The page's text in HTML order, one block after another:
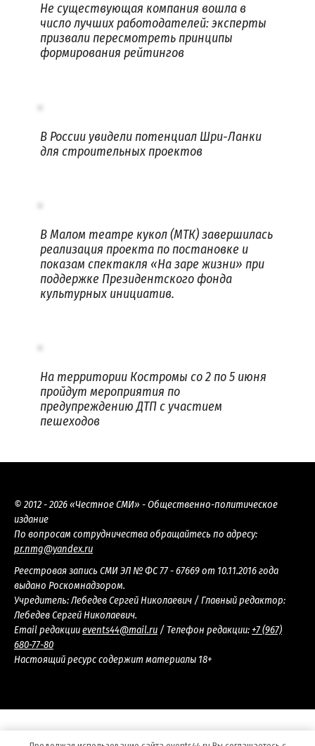
Не существующая компания вошла в
число лучших работодателей: эксперты
призвали пересмотреть принципы
формирования рейтингов
В России увидели потенциал Шри-Ланки
для строительных проектов
В Малом театре кукол (МТК) завершилась
реализация проекта по постановке и
показам спектакля «На заре жизни» при
поддержке Президентского фонда
культурных инициатив.
На территории Костромы со 2 по 5 июня
пройдут мероприятия по
предупреждению ДТП с участием
пешеходов
© 2012 - 2026 «Честное СМИ» - Общественно-политическое
издание
По вопросам сотрудничества обращайтесь по адресу:
pr.nmg@yandex.ru
Реестровая запись СМИ ЭЛ № ФС 77 - 67669 от 10.11.2016 года
выдано Роскомнадзором.
Учредитель: Лебедев Сергей Николаевич / Главный редактор:
Лебедев Сергей Николаевич.
Email редакцииevents44@mail.ru / Телефон редакции: +7 (967)
680-77-80
Настоящий ресурс содержит материалы 18+